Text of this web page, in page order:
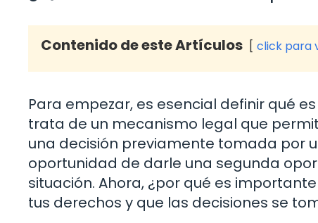
Contenido de este Artículos click para
Para empezar, es esencial definir qué
trata de un mecanismo legal que
una decisión previamente tomada por
oportunidad de darle una segunda
situación. Ahora, ¿por qué es
tus derechos y que las decisiones se